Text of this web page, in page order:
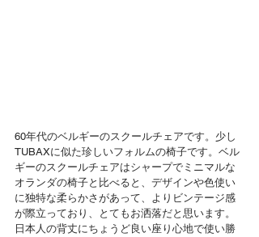
60年代のベルギーのスクールチェアです。少し
TUBAXに似た珍しいフォルムの椅子です。ベル
ギーのスクールチェアはシャープでミニマルな
オランダの椅子と比べると、デザインや色使い
に独特な柔らかさがあって、よりビンテージ感
が際立っており、とてもお洒落だと思います。
日本人の背丈にちょうど良い座り心地で使い勝